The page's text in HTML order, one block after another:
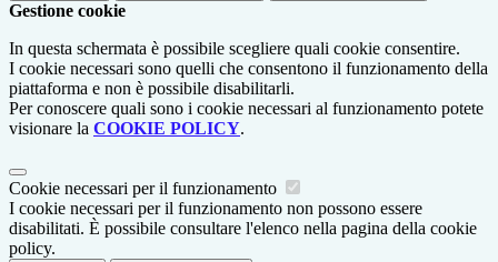
Gestione cookie
In questa schermata è possibile scegliere quali cookie consentire.
I cookie necessari sono quelli che consentono il funzionamento della
piattaforma e non è possibile disabilitarli.
Per conoscere quali sono i cookie necessari al funzionamento potete
visionare la COOKIE POLICY.
Cookie necessari per il funzionamento
I cookie necessari per il funzionamento non possono essere
disabilitati. È possibile consultare l'elenco nella pagina della cookie
policy.